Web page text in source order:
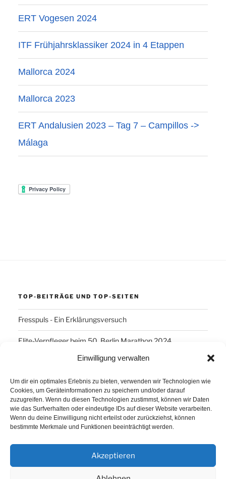
Einwilligung verwalten
Um dir ein optimales Erlebnis zu bieten, verwenden wir Technologien wie
Cookies, um Geräteinformationen zu speichern und/oder darauf
zuzugreifen. Wenn du diesen Technologien zustimmst, können wir Daten
wie das Surfverhalten oder eindeutige IDs auf dieser Website verarbeiten.
Wenn du deine Einwilligung nicht erteilst oder zurückziehst, können
bestimmte Merkmale und Funktionen beeinträchtigt werden.
Akzeptieren
ERT Vogesen 2024
ITF Frühjahrsklassiker 2024 in 4 Etappen
Mallorca 2024
Mallorca 2023
ERT Andalusien 2023 – Tag 7 – Campillos ->
Málaga
TOP-BEITRÄGE UND TOP-SEITEN
Fresspuls - Ein Erklärungsversuch
Elite-Verpfleger beim 50. Berlin Marathon 2024
Arber Daum Ergo 8i ErgoPlanet Frühsport
Havanna Kuba Laufen Los Angeles